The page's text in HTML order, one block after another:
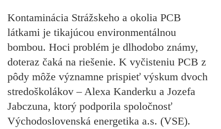
Kontaminácia Strážskeho a okolia PCB
látkami je tikajúcou environmentálnou
bombou. Hoci problém je dlhodobo známy,
doteraz čaká na riešenie. K vyčisteniu PCB z
pôdy môže významne prispieť výskum dvoch
stredoškolákov – Alexa Kanderku a Jozefa
Jabczuna, ktorý podporila spoločnosť
Východoslovenská energetika a.s. (VSE).